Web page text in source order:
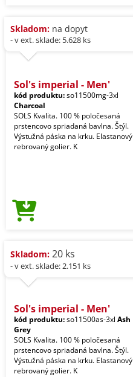
Skladom: na dopyt
- v ext. sklade: 5.628 ks
Sol's imperial - Men'
kód produktu:so11500mg-3xl
Charcoal
SOLS Kvalita. 100 % poločesaná
prstencovo spriadaná bavlna. Štýl.
Výstužná páska na krku. Elastanový
rebrovaný golier. K
Skladom: 20 ks
- v ext. sklade: 2.151 ks
Sol's imperial - Men'
kód produktu:so11500as-3xl Ash
Grey
SOLS Kvalita. 100 % poločesaná
prstencovo spriadaná bavlna. Štýl.
Výstužná páska na krku. Elastanový
rebrovaný golier. K